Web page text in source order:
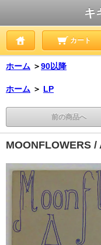
キ
カート
ホーム ＞90以降
ホーム ＞ LP
前の商品へ
MOONFLOWERS /